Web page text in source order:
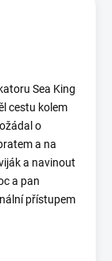
Sea King
cestu kolem
o
a na
a navinout
a pan
přístupem